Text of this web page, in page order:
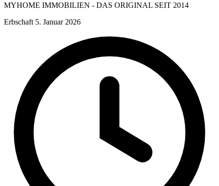
MYHOME IMMOBILIEN - DAS ORIGINAL SEIT 2014
Erbschaft 5. Januar 2026